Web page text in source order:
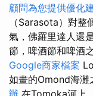
顧問為您提供優化
（Sarasota）對
氣，佛羅里達人還
節，啤酒節和啤酒
Google商家檔案
如畫的Omond海灘
辦 在Tomoka河上